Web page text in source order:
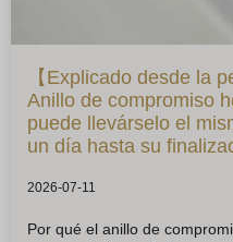
【Explicado desde la
Anillo de compromiso
puede llevárselo el
un día hasta su
2026-07-11
Por qué el anillo de